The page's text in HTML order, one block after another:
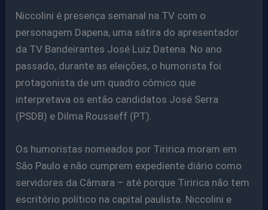
Niccolini é presença semanal na TV com o
personagem Dapena, uma sátira do apresentador
da TV Bandeirantes José Luiz Datena. No ano
passado, durante as eleições, o humorista foi
protagonista de um quadro cômico que
interpretava os então candidatos José Serra
(PSDB) e Dilma Rousseff (PT).
Os humoristas nomeados por Tiririca moram em
São Paulo e não cumprem expediente diário como
servidores da Câmara – até porque Tiririca não tem
escritório político na capital paulista. Niccolini e